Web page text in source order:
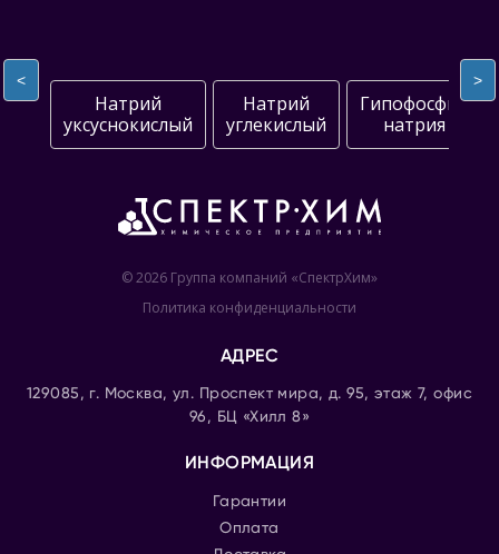
<
Натрий
уксуснокислый
Натрий
углекислый
Гипофосфит
натрия
>
© 2026 Группа компаний «СпектрХим»
Политика конфиденциальности
АДРЕС
129085, г. Москва, ул. Проспект мира, д. 95, этаж 7, офис
96, БЦ «Хилл 8»
ИНФОРМАЦИЯ
Гарантии
Оплата